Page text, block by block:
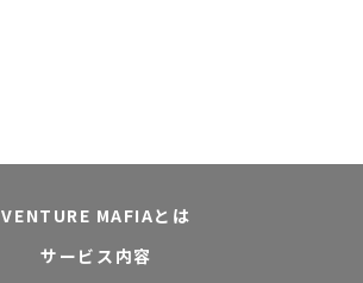
VENTURE MAFIAとは
サービス内容